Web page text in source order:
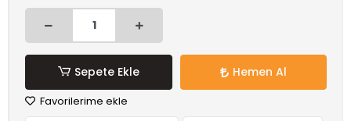
Sepete Ekle Hemen Al
Favorilerime ekle